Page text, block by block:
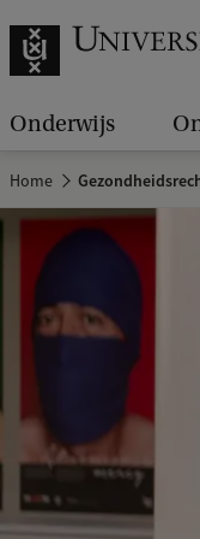
Onderwijs
Home